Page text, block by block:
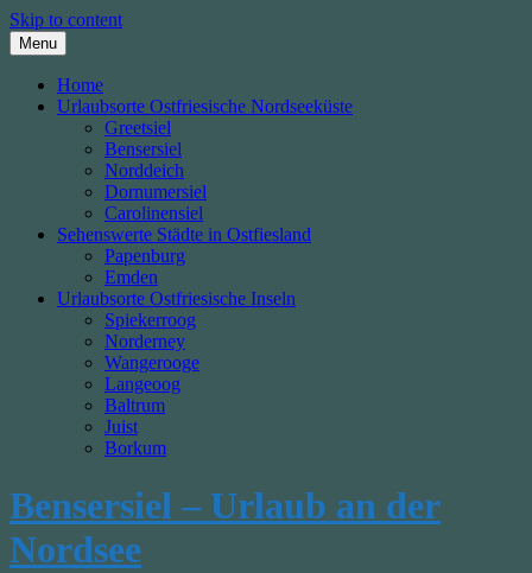
Skip to content
Menu
Home
Urlaubsorte Ostfriesische Nordseeküste
Greetsiel
Bensersiel
Norddeich
Dornumersiel
Carolinensiel
Sehenswerte Städte in Ostfiesland
Papenburg
Emden
Urlaubsorte Ostfriesische Inseln
Spiekerroog
Norderney
Wangerooge
Langeoog
Baltrum
Juist
Borkum
Bensersiel – Urlaub an der
Nordsee